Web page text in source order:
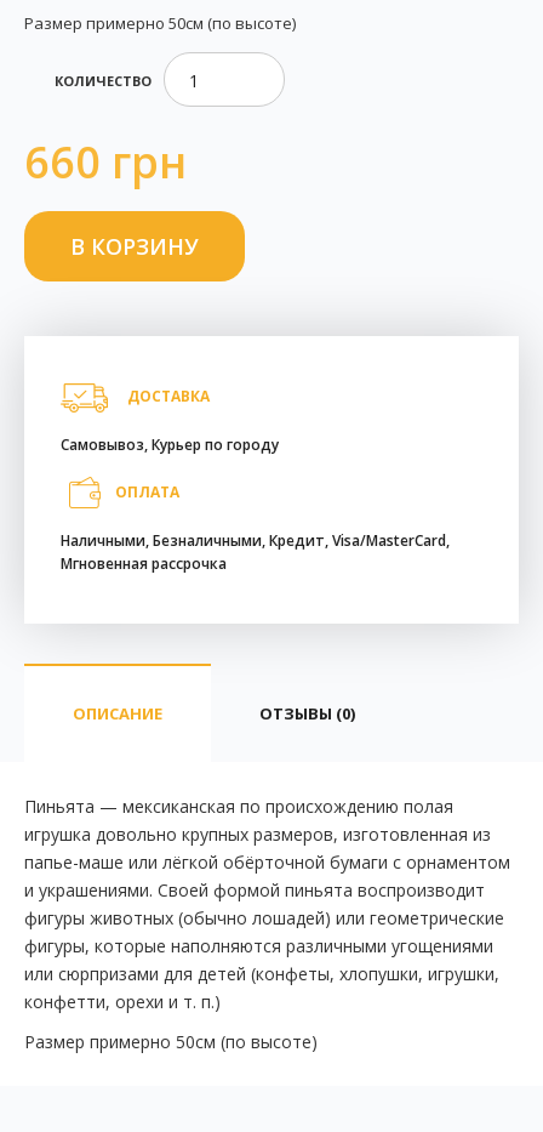
Размер примерно 50см (по высоте)
КОЛИЧЕСТВО
660 грн
ДОСТАВКА
Самовывоз, Курьер по городу
ОПЛАТА
Наличными, Безналичными, Кредит, Visa/MasterCard,
Мгновенная рассрочка
ОПИСАНИЕ ОТЗЫВЫ (0)
Пиньята — мексиканская по происхождению полая
игрушка довольно крупных размеров, изготовленная из
папье-маше или лёгкой обёрточной бумаги с орнаментом
и украшениями. Своей формой пиньята воспроизводит
фигуры животных (обычно лошадей) или геометрические
фигуры, которые наполняются различными угощениями
или сюрпризами для детей (конфеты, хлопушки, игрушки,
конфетти, орехи и т. п.)
Размер примерно 50см (по высоте)